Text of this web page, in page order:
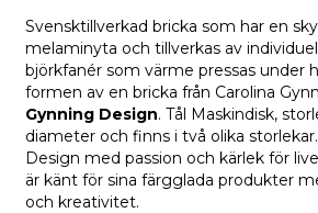
Svensktillverkad bricka som har en
melaminyta och tillverkas av
björkfanér som värme pressas under
formen av en bricka från Carolina
Gynning Design. Tål Maskindisk,
diameter och finns i två olika storlekar.
Design med passion och kärlek för
är känt för sina färgglada produkter
och kreativitet.